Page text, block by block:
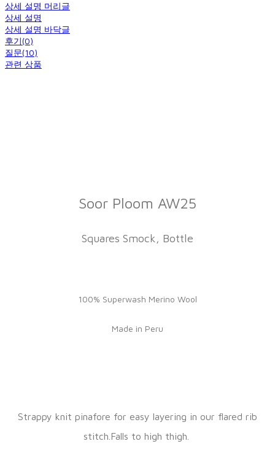
상세 설명 머리글
상세 설명
상세 설명 바닥글
후기(0)
질문(10)
관련 상품
Soor Ploom AW25
Squares Smock, Bottle
100% Superwash Merino Wool
Made in Peru
Strappy knit pinafore for easy layering in our flared rib
stitch.Falls to high thigh.